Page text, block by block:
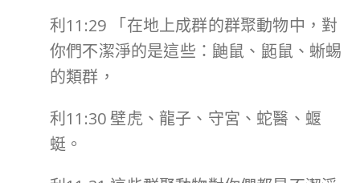
利11:29 「在地上成群的群聚動物中，對
你們不潔淨的是這些：鼬鼠、鼫鼠、蜥蜴
的類群，
利11:30 壁虎、龍子、守宮、蛇醫、蝘
蜓。